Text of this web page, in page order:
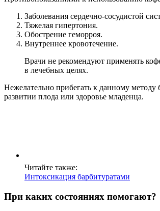
Заболевания сердечно-сосудистой
Тяжелая гипертония.
Обострение геморроя.
Внутреннее кровотечение.
Врачи не рекомендуют применять
в лечебных целях.
Нежелательно прибегать к данному
развитии плода или здоровье младенца.
Читайте также:
Интоксикация барбитуратами
При каких состояниях помогают?